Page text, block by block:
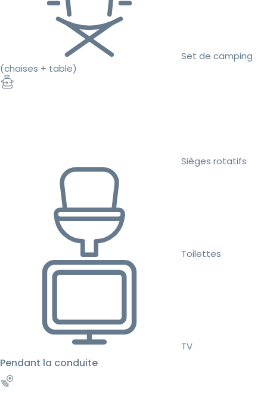
Set de camping
(chaises + table)
Sièges rotatifs
Toilettes
TV
Pendant la conduite